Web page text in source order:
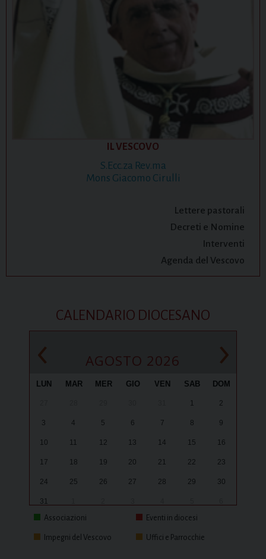
IL VESCOVO
S.Ecc.za Rev.ma
Mons Giacomo Cirulli
Lettere pastorali
Decreti e Nomine
Interventi
Agenda del Vescovo
CALENDARIO DIOCESANO
‹ AGOSTO 2026 ›
LUN MAR MER GIO VEN SAB DOM
1 2
3 4 5 6 7 8 9
10 11 12 13 14 15 16
17 18 19 20 21 22 23
24 25 26 27 28 29 30
31
Associazioni
Eventi in diocesi
Impegni del Vescovo Uffici e Parrocchie